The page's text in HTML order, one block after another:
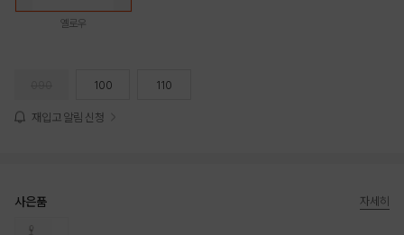
옐로우
100 110
재입고 알림 신청
사은품 자세히